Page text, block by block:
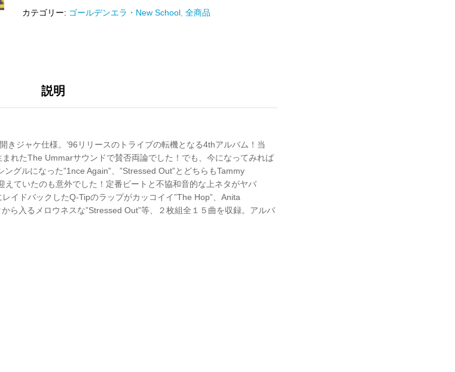
カテゴリー: ゴールデンエラ・New School ,全商品
説明
きジャケ仕様。’96リリースのトライブの転機となる4thアルバム！当
れたThe Ummarサウンドで賛否両論でした！でも、今になってみれば
グルになった”1nce Again”、”Stressed Out”とどちらもTammy
ていたのも意外でした！定番ビートと不協和音的な上ネタがヤバ
イドバックしたQ-Tipのラップがカッコイイ”The Hop”、Anita
ら入るメロウネスな”Stressed Out”等、２枚組全１５曲を収録。アルバ